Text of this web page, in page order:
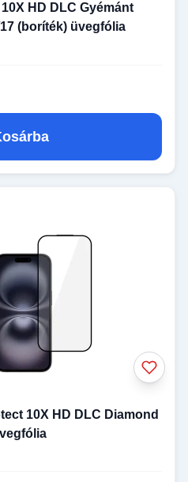
HD DLC Gyémánt
(boríték) üvegfólia
10X HD DLC Diamond